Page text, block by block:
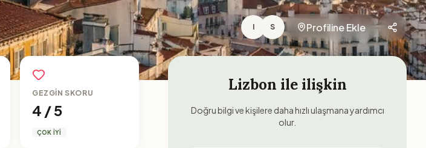
I S Profiline Ekle
GEZGIN SKORU
4 / 5
ÇOK İYI
Lizbon ile ilişkin
Doğru bilgi ve kişilere daha hızlı ulaşmana yardımcı
olur.